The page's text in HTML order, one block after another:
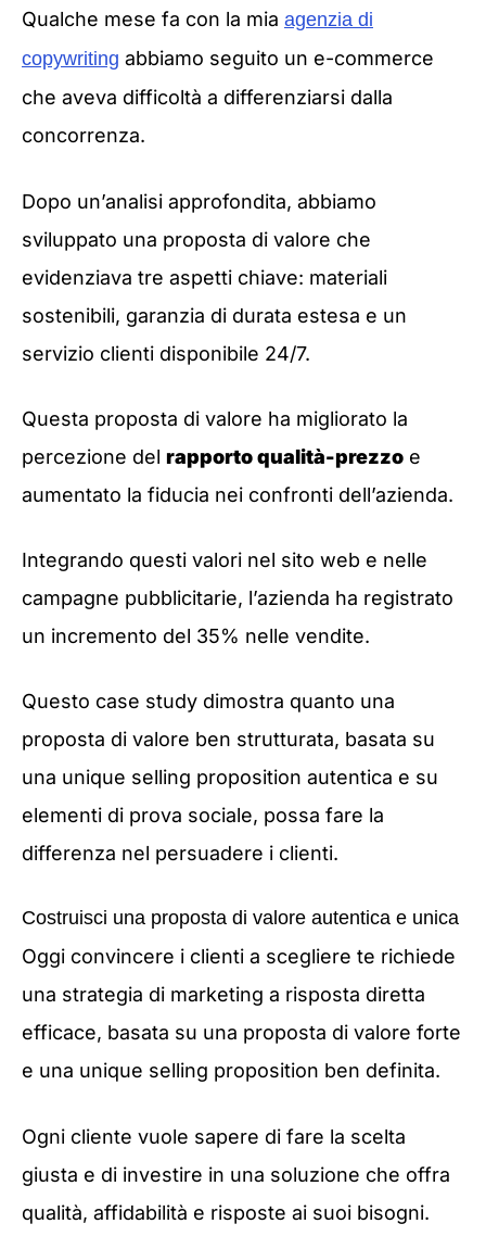
Qualche mese fa con la mia agenzia di
copywriting abbiamo seguito un e-commerce
che aveva difficoltà a differenziarsi dalla
concorrenza.
Dopo un’analisi approfondita, abbiamo
sviluppato una proposta di valore che
evidenziava tre aspetti chiave: materiali
sostenibili, garanzia di durata estesa e un
servizio clienti disponibile 24/7.
Questa proposta di valore ha migliorato la
percezione del rapporto qualità-prezzo e
aumentato la fiducia nei confronti dell’azienda.
Integrando questi valori nel sito web e nelle
campagne pubblicitarie, l’azienda ha registrato
un incremento del 35% nelle vendite.
Questo case study dimostra quanto una
proposta di valore ben strutturata, basata su
una unique selling proposition autentica e su
elementi di prova sociale, possa fare la
differenza nel persuadere i clienti.
Costruisci una proposta di valore autentica e unica
Oggi convincere i clienti a scegliere te richiede
una strategia di marketing a risposta diretta
efficace, basata su una proposta di valore forte
e una unique selling proposition ben definita.
Ogni cliente vuole sapere di fare la scelta
giusta e di investire in una soluzione che offra
qualità, affidabilità e risposte ai suoi bisogni.